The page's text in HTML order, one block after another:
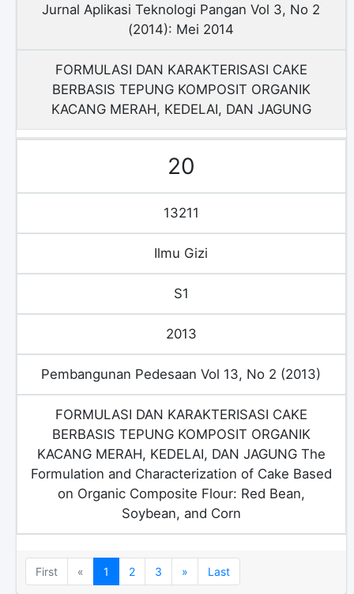
Jurnal Aplikasi Teknologi Pangan Vol 3, No 2
(2014): Mei 2014
FORMULASI DAN KARAKTERISASI CAKE
BERBASIS TEPUNG KOMPOSIT ORGANIK
KACANG MERAH, KEDELAI, DAN JAGUNG
20
13211
Ilmu Gizi
S1
2013
Pembangunan Pedesaan Vol 13, No 2 (2013)
FORMULASI DAN KARAKTERISASI CAKE
BERBASIS TEPUNG KOMPOSIT ORGANIK
KACANG MERAH, KEDELAI, DAN JAGUNG The
Formulation and Characterization of Cake Based
on Organic Composite Flour: Red Bean,
Soybean, and Corn
First « Previous
1 2 3 »NextLast